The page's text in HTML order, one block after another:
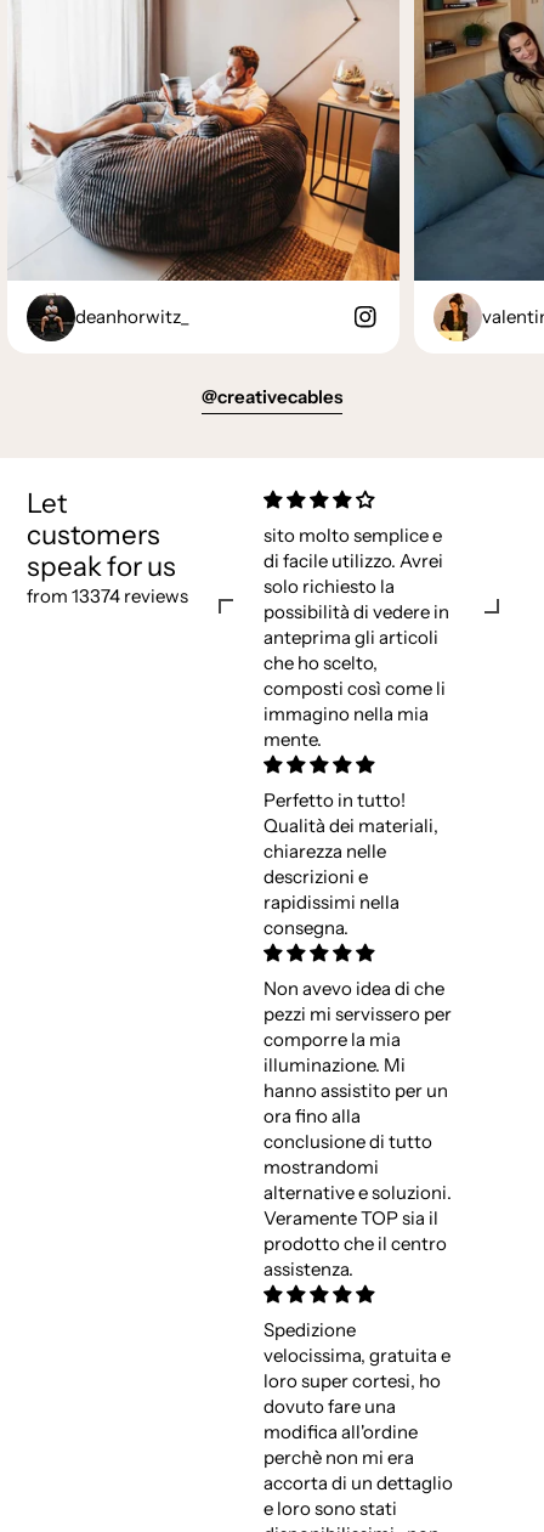
deanhorwitz_
@creativecables
Let
customers
speak for us
from 13374 reviews
sito molto semplice e
di facile utilizzo. Avrei
solo richiesto la
possibilità di vedere in
anteprima gli articoli
che ho scelto,
composti così come li
immagino nella mia
mente.
Perfetto in tutto!
Qualità dei materiali,
chiarezza nelle
descrizioni e
rapidissimi nella
consegna.
Non avevo idea di che
pezzi mi servissero per
comporre la mia
illuminazione. Mi
hanno assistito per un
ora fino alla
conclusione di tutto
mostrandomi
alternative e soluzioni.
Veramente TOP sia il
prodotto che il centro
assistenza.
Spedizione
velocissima, gratuita e
loro super cortesi, ho
dovuto fare una
modifica all'ordine
perchè non mi era
accorta di un dettaglio
e loro sono stati